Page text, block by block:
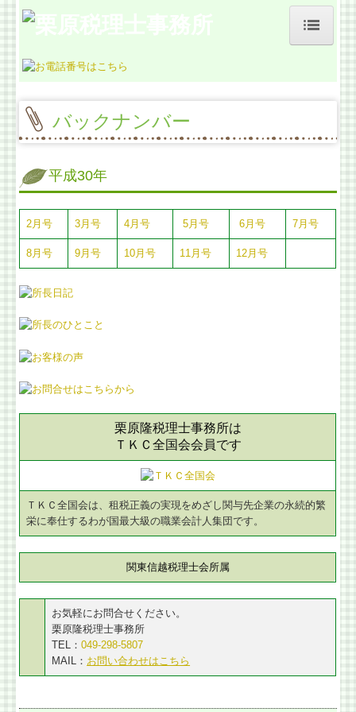
ホーム
事務所紹介
お客様の声
料金について
業務契約までの流れ
会計・給与・請求を合理化
決算書の信用力を高めます
スマート業績確認機能
マイナンバー制度への対応
デジタル化・AI導入補助金
相続に関する相談
相続に関するQ&A
お客様紹介
栗原隆税理士事務所は
ＴＫＣ全国会会員です
ＴＫＣ全国会は、租税正義の実現をめざし関与先企業の永続的繁
栄に奉仕するわが国最大級の職業会計人集団です。
関東信越税理士会所属
お気軽にお問合せください。
栗原隆税理士事務所
TEL：049-298-5807
MAIL： お問い合わせはこちら
バックナンバー
平成30年
2月号 3月号 4月号 5月号 6月号 7月号
8月号 9月号 10月号 11月号 12月号